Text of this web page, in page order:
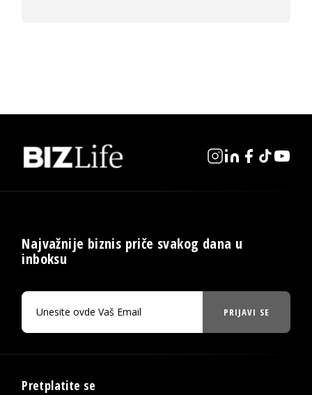
Najvažnije biznis priče svakog dana u
inboksu
PRIJAVI SE
Pretplatite se